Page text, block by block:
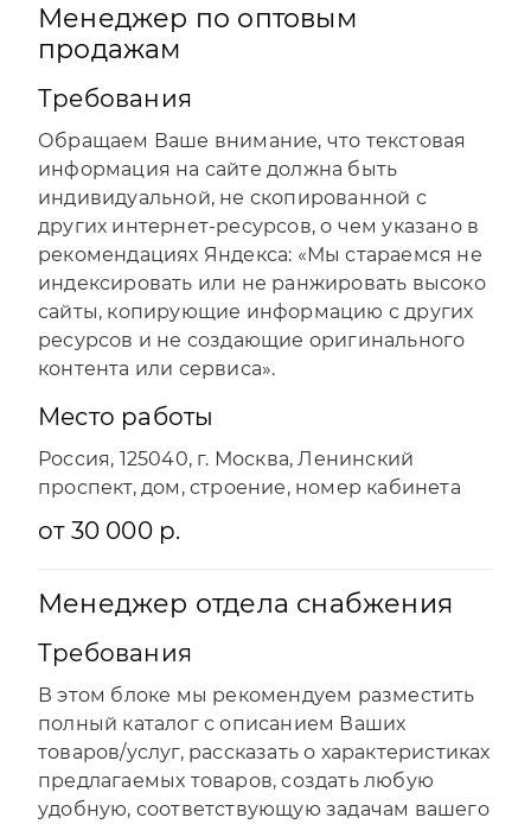
Менеджер по оптовым
продажам
Требования
Обращаем Ваше внимание, что текстовая
информация на сайте должна быть
индивидуальной, не скопированной с
других интернет-ресурсов, о чем указано в
рекомендациях Яндекса: «Мы стараемся не
индексировать или не ранжировать высоко
сайты, копирующие информацию с других
ресурсов и не создающие оригинального
контента или сервиса».
Место работы
Россия, 125040, г. Москва, Ленинский
проспект, дом, строение, номер кабинета
от 30 000 р.
Менеджер отдела снабжения
Требования
В этом блоке мы рекомендуем разместить
полный каталог с описанием Ваших
товаров/услуг, рассказать о характеристиках
предлагаемых товаров, создать любую
удобную, соответствующую задачам вашего